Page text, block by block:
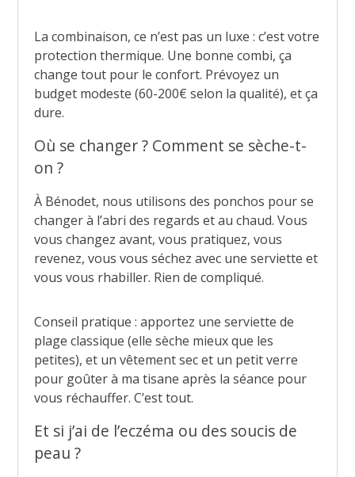
La combinaison, ce n’est pas un luxe : c’est votre
protection thermique. Une bonne combi, ça
change tout pour le confort. Prévoyez un
budget modeste (60-200€ selon la qualité), et ça
dure.
Où se changer ? Comment se sèche-t-
on ?
À Bénodet, nous utilisons des ponchos pour se
changer à l’abri des regards et au chaud. Vous
vous changez avant, vous pratiquez, vous
revenez, vous vous séchez avec une serviette et
vous vous rhabiller. Rien de compliqué.
Conseil pratique : apportez une serviette de
plage classique (elle sèche mieux que les
petites), et un vêtement sec et un petit verre
pour goûter à ma tisane après la séance pour
vous réchauffer. C’est tout.
Et si j’ai de l’eczéma ou des soucis de
peau ?